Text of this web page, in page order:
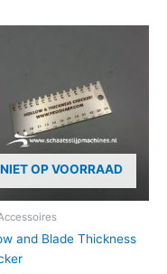
NIET OP VOORRAAD
and Blade Thickness